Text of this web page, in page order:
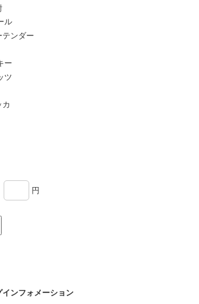
ル
テンダー
ー
ツ
カ
円
インフォメーション